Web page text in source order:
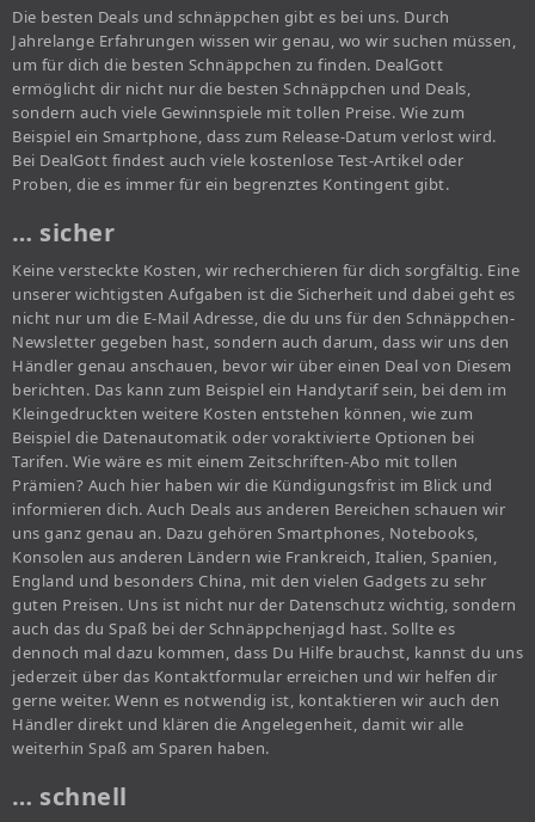
Die besten Deals und schnäppchen gibt es bei uns. Durch
Jahrelange Erfahrungen wissen wir genau, wo wir suchen müssen,
um für dich die besten Schnäppchen zu finden. DealGott
ermöglicht dir nicht nur die besten Schnäppchen und Deals,
sondern auch viele Gewinnspiele mit tollen Preise. Wie zum
Beispiel ein Smartphone, dass zum Release-Datum verlost wird.
Bei DealGott findest auch viele kostenlose Test-Artikel oder
Proben, die es immer für ein begrenztes Kontingent gibt.
… sicher
Keine versteckte Kosten, wir recherchieren für dich sorgfältig. Eine
unserer wichtigsten Aufgaben ist die Sicherheit und dabei geht es
nicht nur um die E-Mail Adresse, die du uns für den Schnäppchen-
Newsletter gegeben hast, sondern auch darum, dass wir uns den
Händler genau anschauen, bevor wir über einen Deal von Diesem
berichten. Das kann zum Beispiel ein Handytarif sein, bei dem im
Kleingedruckten weitere Kosten entstehen können, wie zum
Beispiel die Datenautomatik oder voraktivierte Optionen bei
Tarifen. Wie wäre es mit einem Zeitschriften-Abo mit tollen
Prämien? Auch hier haben wir die Kündigungsfrist im Blick und
informieren dich. Auch Deals aus anderen Bereichen schauen wir
uns ganz genau an. Dazu gehören Smartphones, Notebooks,
Konsolen aus anderen Ländern wie Frankreich, Italien, Spanien,
England und besonders China, mit den vielen Gadgets zu sehr
guten Preisen. Uns ist nicht nur der Datenschutz wichtig, sondern
auch das du Spaß bei der Schnäppchenjagd hast. Sollte es
dennoch mal dazu kommen, dass Du Hilfe brauchst, kannst du uns
jederzeit über das Kontaktformular erreichen und wir helfen dir
gerne weiter. Wenn es notwendig ist, kontaktieren wir auch den
Händler direkt und klären die Angelegenheit, damit wir alle
weiterhin Spaß am Sparen haben.
… schnell